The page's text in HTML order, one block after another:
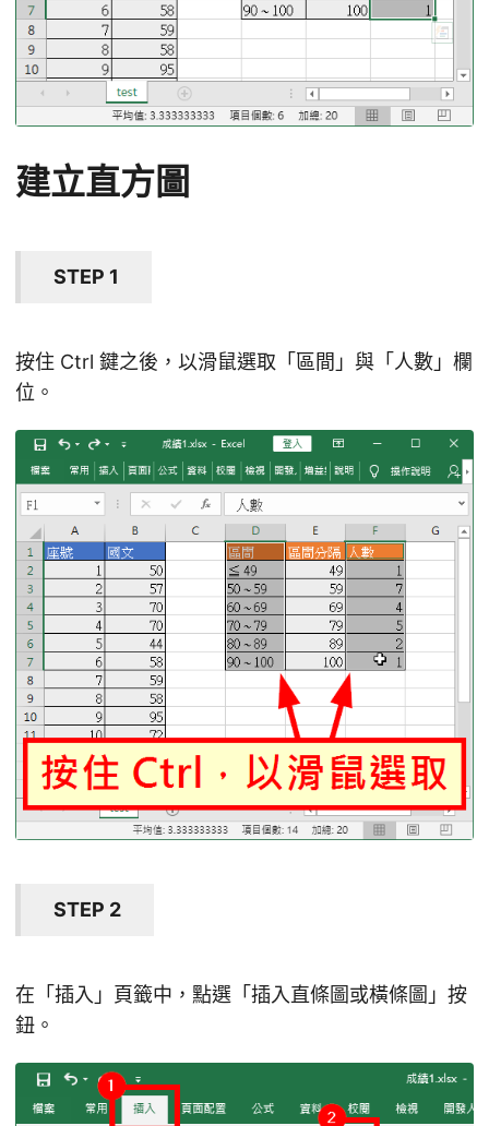
建立直方圖
STEP 1
按住 Ctrl 鍵之後，以滑鼠選取「區間」與「人數」欄
位。
STEP 2
在「插入」頁籤中，點選「插入直條圖或橫條圖」按
鈕。